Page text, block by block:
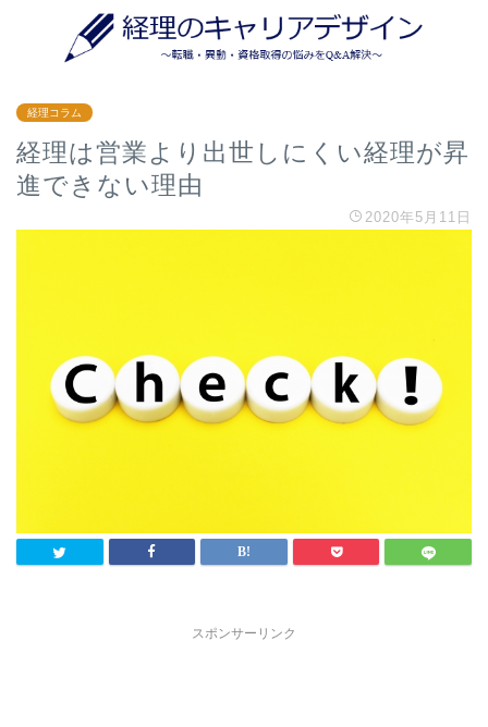
経理コラム
経理は営業より出世しにくい経理が昇
進できない理由
2020年5月11日
スポンサーリンク